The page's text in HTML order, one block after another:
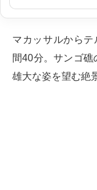
マカッサルから
間40分。サンゴ
雄大な姿を望む絶